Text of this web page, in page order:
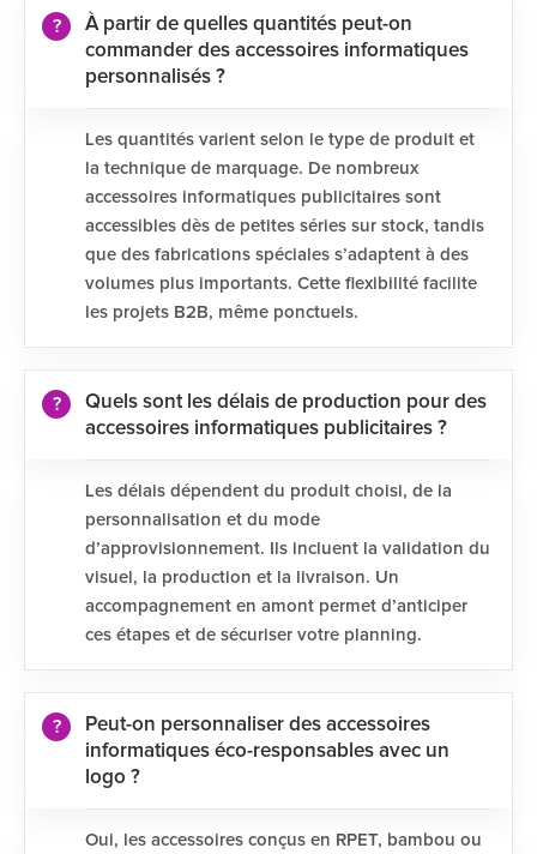
À partir de quelles quantités peut-on
commander des accessoires informatiques
personnalisés ?
Les quantités varient selon le type de produit et
la technique de marquage. De nombreux
accessoires informatiques publicitaires sont
accessibles dès de petites séries sur stock, tandis
que des fabrications spéciales s’adaptent à des
volumes plus importants. Cette flexibilité facilite
les projets B2B, même ponctuels.
Quels sont les délais de production pour des
accessoires informatiques publicitaires ?
Les délais dépendent du produit choisi, de la
personnalisation et du mode
d’approvisionnement. Ils incluent la validation du
visuel, la production et la livraison. Un
accompagnement en amont permet d’anticiper
ces étapes et de sécuriser votre planning.
Peut-on personnaliser des accessoires
informatiques éco-responsables avec un
logo ?
Oui, les accessoires conçus en RPET, bambou ou